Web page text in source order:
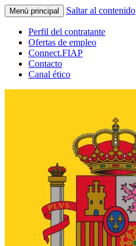
Menú principal Saltar al contenido
Perfil del contratante
Ofertas de empleo
Connect.FIAP
Contacto
Canal ético